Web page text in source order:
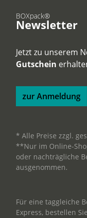
BOXpack®
Newsletter
Jetzt zu unserem
Gutschein
zur Anmeldung
* Alle Preise zzgl.
**Nur im Online-
oder nachträgliche
ausgenommen.
Für eine taggleiche
Express, bestellen